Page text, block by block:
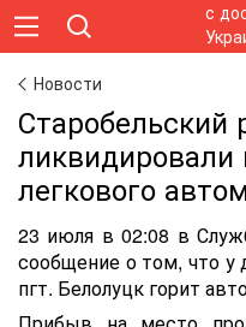
Новости
Старобельский
ликвидировали
легкового
23 июля в 02:08 в
сообщение о том, что у
пгт. Белолуцк горит